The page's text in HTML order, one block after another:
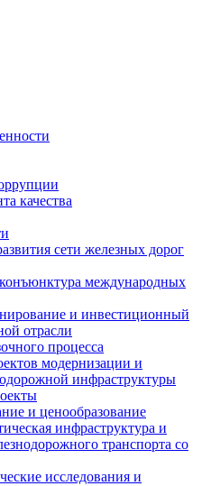
качества
сети железных дорог
международных
и инвестиционный
отрасли
процесса
модернизации и
инфраструктуры
и ценообразование
инфраструктура и
транспорта со
исследования и